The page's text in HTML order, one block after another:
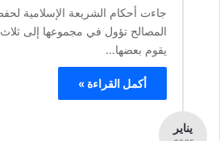
جاءت أحكام الشريعة الإسلامية
المصالح تؤول في مجموعها إلى ثلاث
يقوم بعضها…
أكمل القراءة »
يناير